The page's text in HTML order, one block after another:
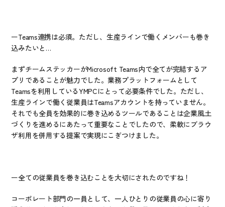
ーTeams連携は必須。ただし、生産ラインで働くメンバーも巻き
込みたいと…
まずチームステッカーがMicrosoft Teams内で全てが完結するア
プリであることが魅力でした。業務プラットフォームとして
Teamsを利用しているYMPCにとって必要条件でした。ただし、
生産ラインで働く従業員はTeamsアカウントを持っていません。
それでも全員を効果的に巻き込めるツールであることは企業風土
づくりを進めるにあたって重要なことでしたので、柔軟にブラウ
ザ利用を併用する提案で実現にこぎつけました。
ー全ての従業員を巻き込むことを大切にされたのですね！
コーポレート部門の一員として、一人ひとりの従業員の心に寄り